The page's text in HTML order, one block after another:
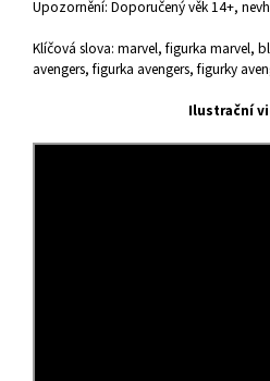
Upozornění: Doporučený věk 14+,
Klíčová slova: marvel, figurka marvel,
avengers, figurka avengers, figurky
Ilustrační